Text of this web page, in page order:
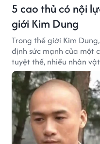
5 cao thủ có nội
giới Kim Dung
Trong thế giới Kim
định sức mạnh của một
tuyệt thế, nhiều nhân
dưới đây về độ thâm